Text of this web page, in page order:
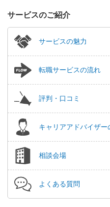
サービスのご紹介
サービスの魅力
転職サービスの流れ
評判・口コミ
キャリアアドバイザー
相談会場
よくある質問